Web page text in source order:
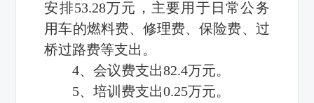
安排53.28万元，主要用于日常公务
用车的燃料费、修理费、保险费、过
桥过路费等支出。
4、会议费支出82.4万元。
5、培训费支出0.25万元。